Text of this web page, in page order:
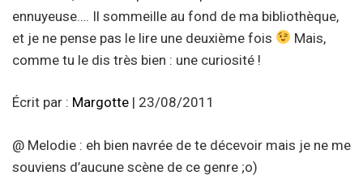
ennuyeuse…. Il sommeille au fond de ma bibliothèque,
et je ne pense pas le lire une deuxième fois
Mais,
comme tu le dis très bien : une curiosité !
Écrit par : Margotte | 23/08/2011
@ Melodie : eh bien navrée de te décevoir mais je ne me
souviens d’aucune scène de ce genre ;o)